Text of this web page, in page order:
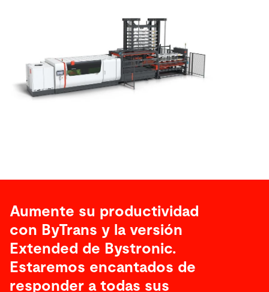
Aumente su productividad
con ByTrans y la versión
Extended de Bystronic.
Estaremos encantados de
responder a todas sus